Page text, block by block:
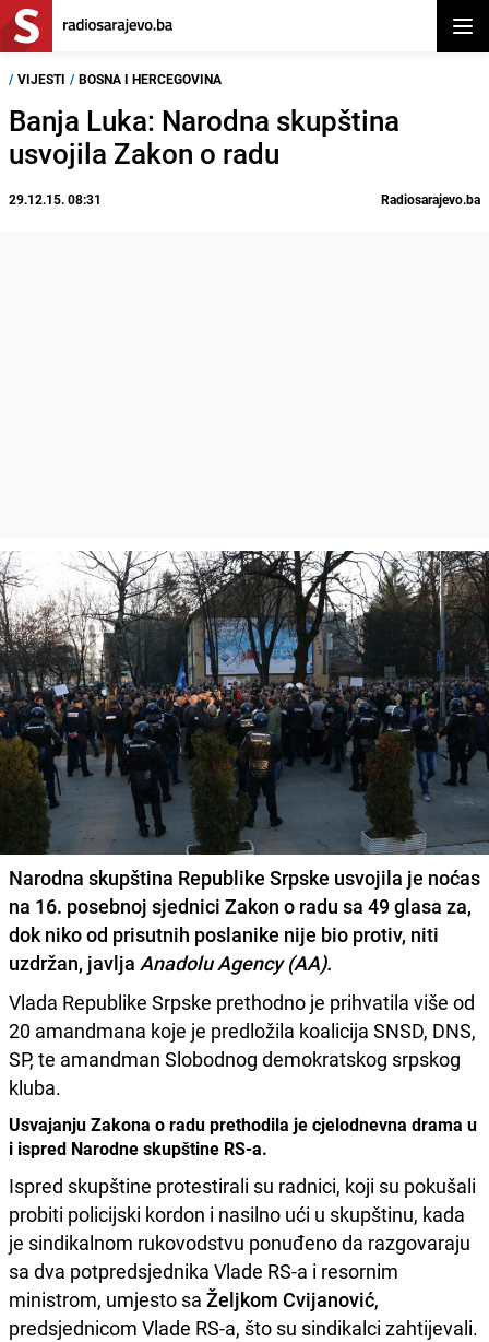
/ VIJESTI / BOSNA I HERCEGOVINA
Banja Luka: Narodna skupština
usvojila Zakon o radu
29.12.15. 08:31 Radiosarajevo.ba
Narodna skupština Republike Srpske usvojila je noćas
na 16. posebnoj sjednici Zakon o radu sa 49 glasa za,
dok niko od prisutnih poslanike nije bio protiv, niti
uzdržan, javlja Anadolu Agency (AA).
Vlada Republike Srpske prethodno je prihvatila više od
20 amandmana koje je predložila koalicija SNSD, DNS,
SP, te amandman Slobodnog demokratskog srpskog
kluba.
Usvajanju Zakona o radu prethodila je cjelodnevna drama u
i ispred Narodne skupštine RS-a.
Ispred skupštine protestirali su radnici, koji su pokušali
probiti policijski kordon i nasilno ući u skupštinu, kada
je sindikalnom rukovodstvu ponuđeno da razgovaraju
sa dva potpredsjednika Vlade RS-a i resornim
ministrom, umjesto sa Željkom Cvijanović,
predsjednicom Vlade RS-a, što su sindikalci zahtijevali.